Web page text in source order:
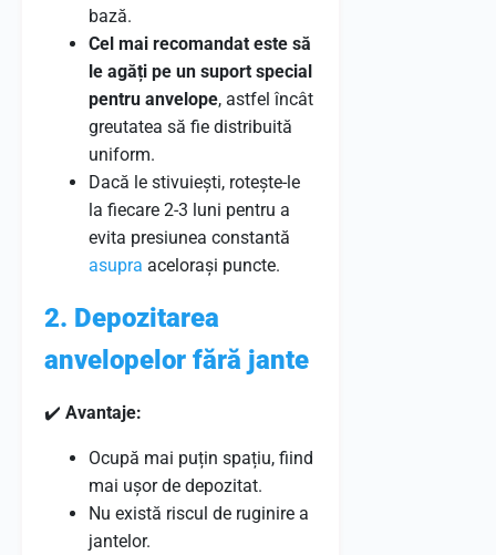
bază.
Cel mai recomandat este să
le agăți pe un suport special
pentru anvelope, astfel încât
greutatea să fie distribuită
uniform.
Dacă le stivuiești, rotește-le
la fiecare 2-3 luni pentru a
evita presiunea constantă
asupra acelorași puncte.
2. Depozitarea
anvelopelor fără jante
✔️ Avantaje:
Ocupă mai puțin spațiu, fiind
mai ușor de depozitat.
Nu există riscul de ruginire a
jantelor.